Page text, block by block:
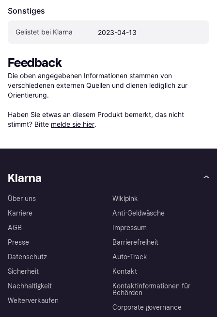
Sonstiges
Gelistet bei Klarna 2023-04-13
Feedback
Die oben angegebenen Informationen stammen von
verschiedenen externen Quellen und dienen lediglich zur
Orientierung.
Haben Sie etwas an diesem Produkt bemerkt, das nicht
stimmt? Bitte melde sie hier.
Klarna
Über uns
Karriere
AGB
Presse
Datenschutz
Sicherheit
Nachhaltigkeit
Weiterverkaufen
Wikipink
Anti-Geldwäsche
Impressum
Barrierefreiheit
Auto-Track
Kontakt
Kontaktinformationen für
Behörden
Corporate governance